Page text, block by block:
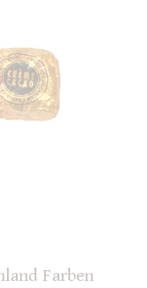
Farben